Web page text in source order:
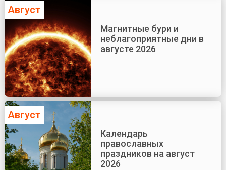
Август
Магнитные бури и
неблагоприятные дни в
августе 2026
Август
Календарь
православных
праздников на август
2026